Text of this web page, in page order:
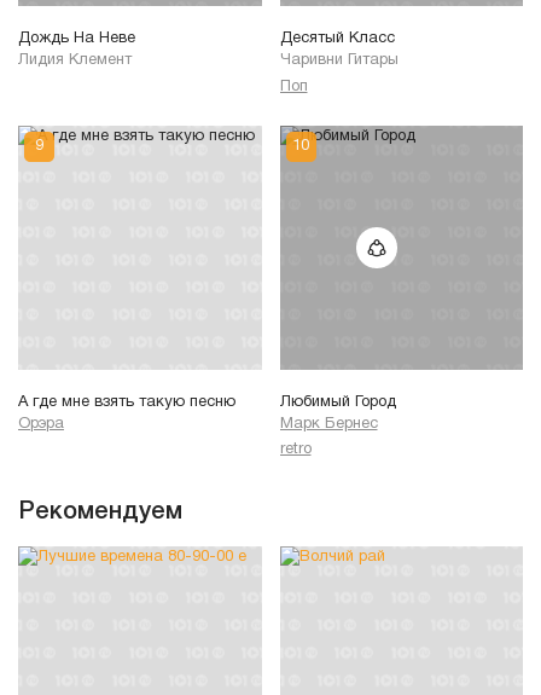
Дождь На Неве
Лидия Клемент
Десятый Класс
Чаривни Гитары
Поп
А где мне взять такую песню
Орэра
Любимый Город
Марк Бернес
retro
Рекомендуем